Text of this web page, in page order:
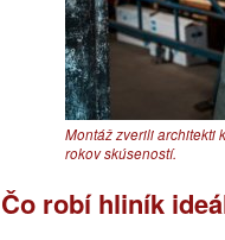
Montáž zverili architekti
rokov skúseností.
Čo robí hliník